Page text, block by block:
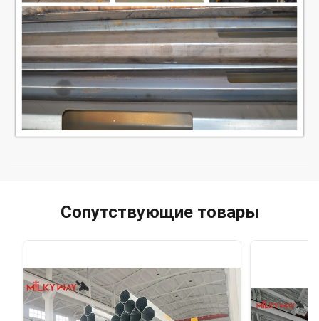
Сопутствующие товары